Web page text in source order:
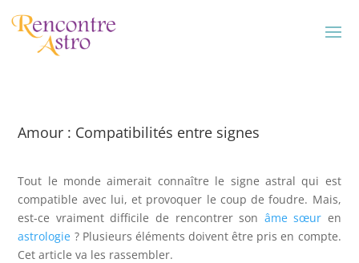
Amour : Compatibilités entre signes
Tout le monde aimerait connaître le signe astral qui est
compatible avec lui, et provoquer le coup de foudre. Mais,
est-ce vraiment difficile de rencontrer son âme sœur en
astrologie ? Plusieurs éléments doivent être pris en compte.
Cet article va les rassembler.